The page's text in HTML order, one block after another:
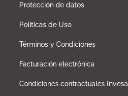
Protección de datos
Políticas de Uso
Términos y Condiciones
Facturación electrónica
Condiciones contractuales Invesa